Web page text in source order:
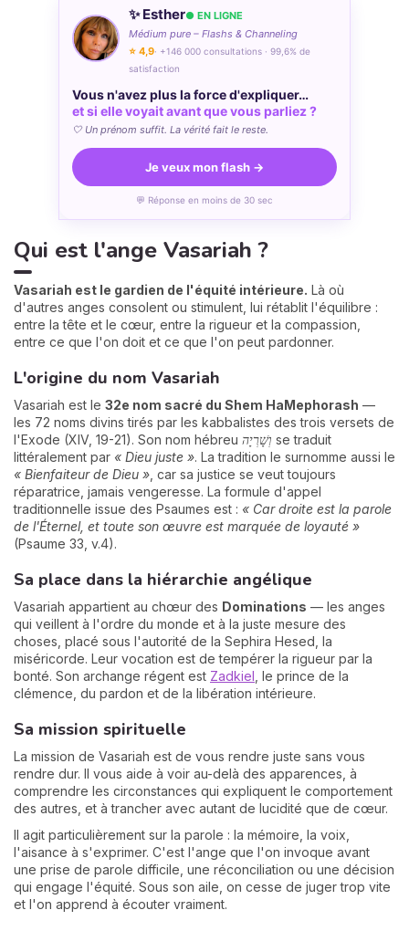
✨ Esther● EN LIGNE
Médium pure – Flashs & Channeling
⭐ 4,9· +146 000 consultations · 99,6% de
satisfaction
Vous n'avez plus la force d'expliquer…
et si elle voyait avant que vous parliez ?
🤍 Un prénom suffit. La vérité fait le reste.
Je veux mon flash →
💬 Réponse en moins de 30 sec
Qui est l'ange Vasariah ?
Vasariah est le gardien de l'équité intérieure. Là où
d'autres anges consolent ou stimulent, lui rétablit l'équilibre :
entre la tête et le cœur, entre la rigueur et la compassion,
entre ce que l'on doit et ce que l'on peut pardonner.
L'origine du nom Vasariah
Vasariah est le 32e nom sacré du Shem HaMephorash —
les 72 noms divins tirés par les kabbalistes des trois versets de
l'Exode (XIV, 19-21). Son nom hébreu וְשָׁרְיָה se traduit
littéralement par « Dieu juste ». La tradition le surnomme aussi le
« Bienfaiteur de Dieu » , car sa justice se veut toujours
réparatrice, jamais vengeresse. La formule d'appel
traditionnelle issue des Psaumes est : « Car droite est la parole
de l'Éternel, et toute son œuvre est marquée de loyauté »
(Psaume 33, v.4).
Sa place dans la hiérarchie angélique
Vasariah appartient au chœur des Dominations — les anges
qui veillent à l'ordre du monde et à la juste mesure des
choses, placé sous l'autorité de la Sephira Hesed, la
miséricorde. Leur vocation est de tempérer la rigueur par la
bonté. Son archange régent est Zadkiel , le prince de la
clémence, du pardon et de la libération intérieure.
Sa mission spirituelle
La mission de Vasariah est de vous rendre juste sans vous
rendre dur. Il vous aide à voir au-delà des apparences, à
comprendre les circonstances qui expliquent le comportement
des autres, et à trancher avec autant de lucidité que de cœur.
Il agit particulièrement sur la parole : la mémoire, la voix,
l'aisance à s'exprimer. C'est l'ange que l'on invoque avant
une prise de parole difficile, une réconciliation ou une décision
qui engage l'équité. Sous son aile, on cesse de juger trop vite
et l'on apprend à écouter vraiment.